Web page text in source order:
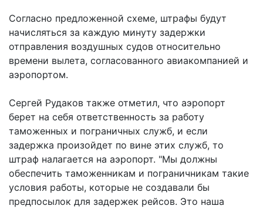
Согласно предложенной схеме, штрафы будут
начисляться за каждую минуту задержки
отправления воздушных судов относительно
времени вылета, согласованного авиакомпанией и
аэропортом.
Сергей Рудаков также отметил, что аэропорт
берет на себя ответственность за работу
таможенных и пограничных служб, и если
задержка произойдет по вине этих служб, то
штраф налагается на аэропорт. "Мы должны
обеспечить таможенникам и пограничникам такие
условия работы, которые не создавали бы
предпосылок для задержек рейсов. Это наша